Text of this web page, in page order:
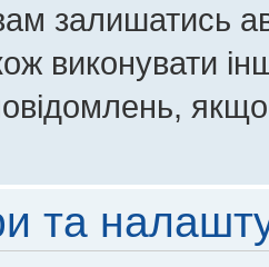
залишатись
виконувати
та